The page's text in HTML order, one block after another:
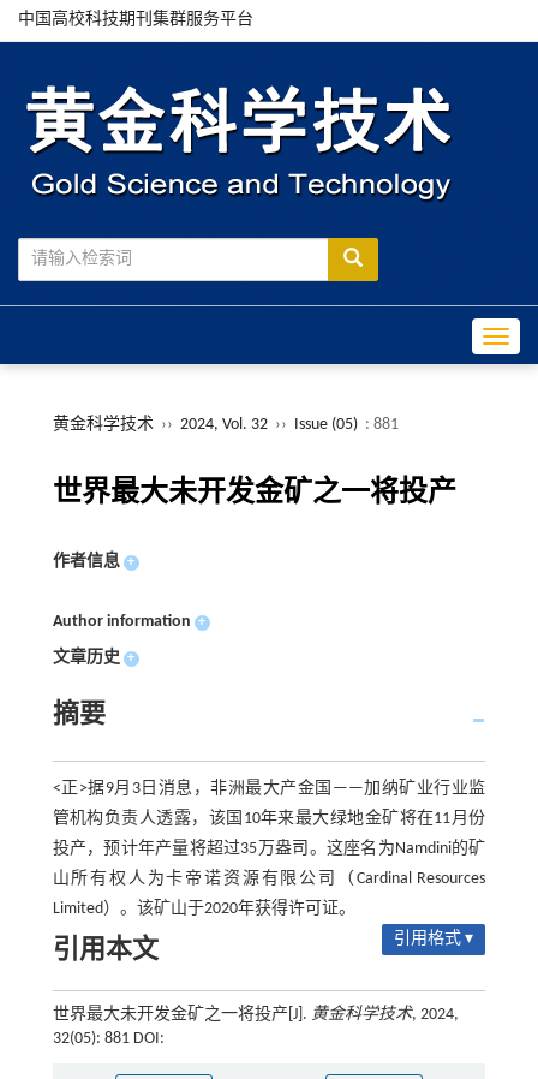
中国高校科技期刊集群服务平台
黄金科学技术 ›› 2024, Vol. 32 ›› Issue (05) : 881
世界最大未开发金矿之一将投产
作者信息 +
Author information +
文章历史 +
摘要
<正>据9月3日消息，非洲最大产金国——加纳矿业行业监
管机构负责人透露，该国10年来最大绿地金矿将在11月份
投产，预计年产量将超过35万盎司。这座名为Namdini的矿
山所有权人为卡帝诺资源有限公司（Cardinal Resources
Limited）。该矿山于2020年获得许可证。
引用本文 引用格式 ▾
世界最大未开发金矿之一将投产[J]. 黄金科学技术, 2024,
32(05): 881 DOI: